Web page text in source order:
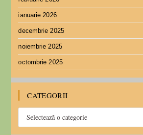
ianuarie 2026
decembrie 2025
noiembrie 2025
octombrie 2025
CATEGORII